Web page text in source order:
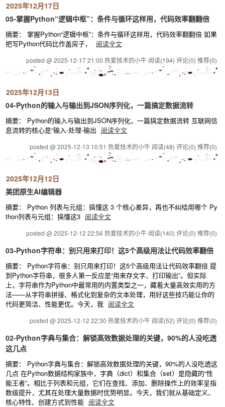
2025年12月17日
05-掌握Python“逻辑中枢”：条件与循环这样用，代码效率翻翻倍
摘要： 掌握Python“逻辑中枢”：条件与循环这样用，代码效率翻翻倍 如果
把写Python代码比作盖房子，
阅读全文
posted @ 2025-12-17 21:00 热爱技术的小牛 阅读(194) 评论(0) 推荐(0)
2025年12月13日
04-Python的输入与输出到JSON序列化，一篇搞定数据流转
摘要： Python的输入与输出到JSON序列化，一篇搞定数据流转 互联网信
息流转的核心是“输入-处理-输出 阅读全文
posted @ 2025-12-13 10:51 热爱技术的小牛 阅读(48) 评论(0) 推荐(0)
2025年12月12日
美团原生AI编辑器
摘要： Python 列表与元组：搞懂这 3 个核心差异，再也不纠结用哪个 Py
thon列表与元组：搞懂这3 阅读全文
posted @ 2025-12-12 22:56 热爱技术的小牛 阅读(140) 评论(0) 推荐(0)
03-Python字符串：别只用来打印！这5个高级用法让代码效率翻倍
摘要： Python字符串：别只用来打印！这5个高级用法让代码效率翻倍 提
到Python字符串，很多人第一反应是“用来存文字、打印输出”。但实际
上，字符串作为Python中最常用的内置类型之一，藏着大量高效实用的方
法——从字符串拼接、格式化到复杂的文本处理，用好这些技巧能让你的
代码更简洁、性能更优。今天，我 阅读全文
posted @ 2025-12-12 22:30 热爱技术的小牛 阅读(52) 评论(0) 推荐(0)
02-Python字典与集合：解锁高效数据处理的关键，90%的人没吃透
这几点
摘要： Python字典与集合：解锁高效数据处理的关键，90%的人没吃透这
几点 在Python数据结构家族中，字典（dict）和集合（set）是隐藏的“性
能王者”。相比于列表和元组，它们在查找、添加、删除操作上的效率呈指
数级提升，尤其在处理大量数据时优势明显。今天，我们就从基础定义、
核心特性、创建方式到性能 阅读全文